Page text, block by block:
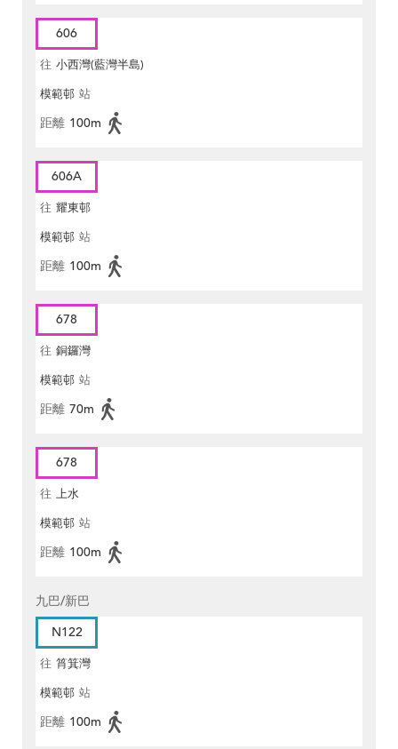
606
往 小西灣(藍灣半島)
模範邨 站
距離 100m
606A
往 耀東邨
模範邨 站
距離 100m
678
往 銅鑼灣
模範邨 站
距離 70m
678
往 上水
模範邨 站
距離 100m
九巴/新巴
N122
往 筲箕灣
模範邨 站
距離 100m